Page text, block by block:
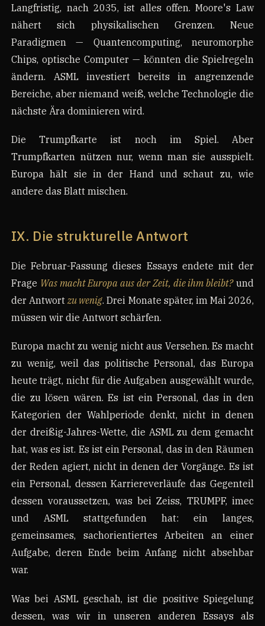
Langfristig, nach 2035, ist alles offen. Moore's Law
nähert sich physikalischen Grenzen. Neue
Paradigmen — Quantencomputing, neuromorphe
Chips, optische Computer — könnten die Spielregeln
ändern. ASML investiert bereits in angrenzende
Bereiche, aber niemand weiß, welche Technologie die
nächste Ära dominieren wird.
Die Trumpfkarte ist noch im Spiel. Aber
Trumpfkarten nützen nur, wenn man sie ausspielt.
Europa hält sie in der Hand und schaut zu, wie
andere das Blatt mischen.
IX. Die strukturelle Antwort
Die Februar-Fassung dieses Essays endete mit der
Frage Was macht Europa aus der Zeit, die ihm bleibt?und
der Antwortzu wenig. Drei Monate später, im Mai 2026,
müssen wir die Antwort schärfen.
Europa macht zu wenig nicht aus Versehen. Es macht
zu wenig, weil das politische Personal, das Europa
heute trägt, nicht für die Aufgaben ausgewählt wurde,
die zu lösen wären. Es ist ein Personal, das in den
Kategorien der Wahlperiode denkt, nicht in denen
der dreißig-Jahres-Wette, die ASML zu dem gemacht
hat, was es ist. Es ist ein Personal, das in den Räumen
der Reden agiert, nicht in denen der Vorgänge. Es ist
ein Personal, dessen Karriereverläufe das Gegenteil
dessen voraussetzen, was bei Zeiss, TRUMPF, imec
und ASML stattgefunden hat: ein langes,
gemeinsames, sachorientiertes Arbeiten an einer
Aufgabe, deren Ende beim Anfang nicht absehbar
war.
Was bei ASML geschah, ist die positive Spiegelung
dessen, was wir in unseren anderen Essays als